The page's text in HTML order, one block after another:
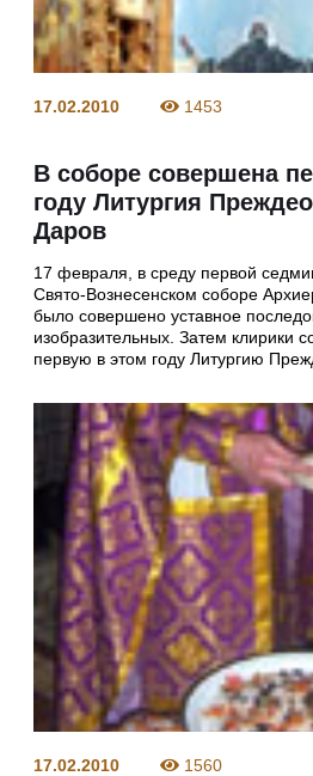
17.02.2010 1453
В соборе совершена
году Литургия
Даров
17 февраля, в среду первой
Свято-Вознесенском соборе
было совершено уставное
изобразительных. Затем клирики
первую в этом году Литургию
17.02.2010 1560